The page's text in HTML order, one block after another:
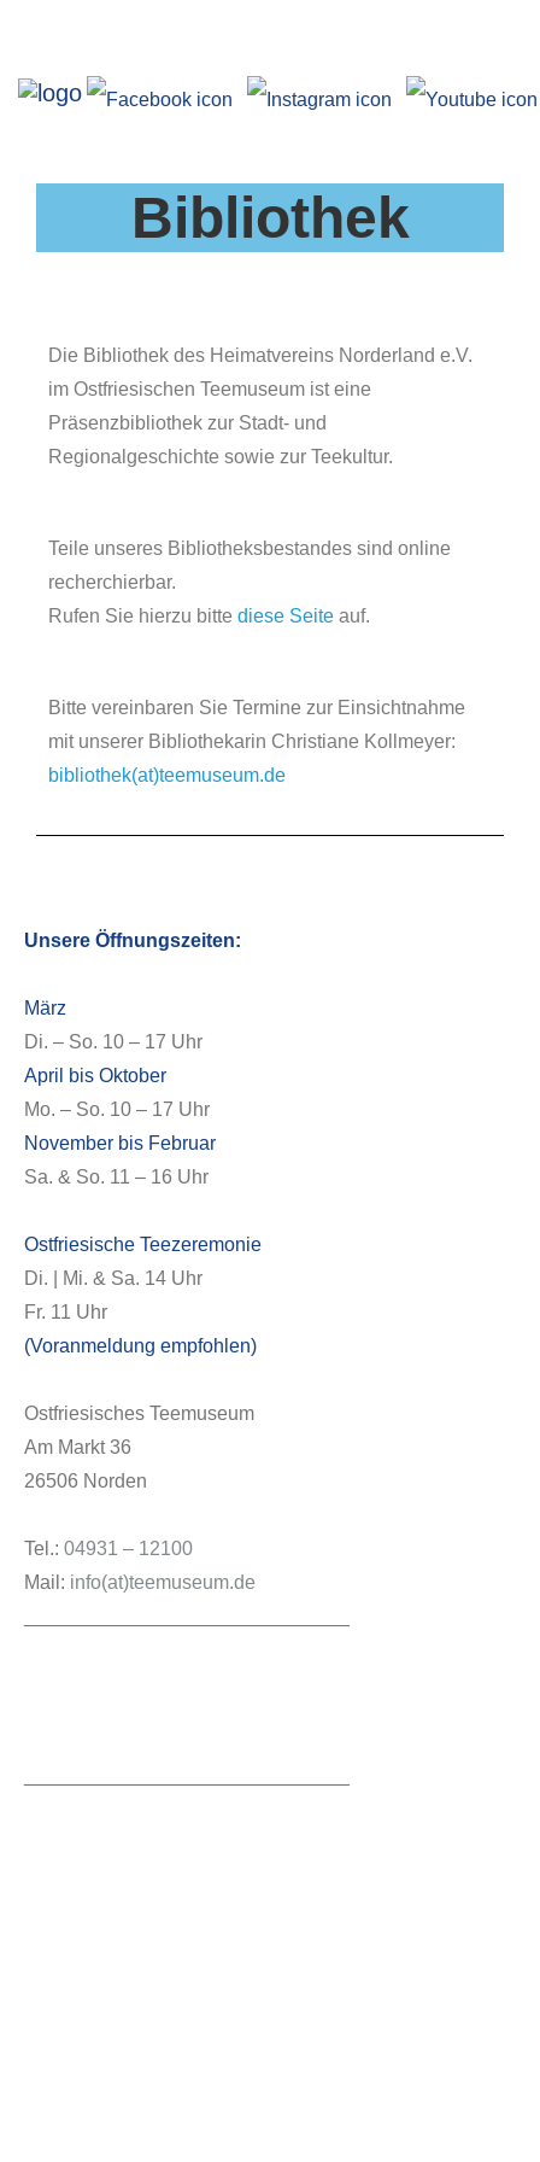
Forschung
Bibliothek
Die Bibliothek des Heimatvereins Norderland e.V.
im Ostfriesischen Teemuseum ist eine
Präsenzbibliothek zur Stadt- und
Regionalgeschichte sowie zur Teekultur.
Teile unseres Bibliotheksbestandes sind online
recherchierbar.
Rufen Sie hierzu bitte diese Seite auf.
Bitte vereinbaren Sie Termine zur Einsichtnahme
mit unserer Bibliothekarin Christiane Kollmeyer:
bibliothek(at)teemuseum.de
Unsere Öffnungszeiten:
März
Di. – So. 10 – 17 Uhr
April bis Oktober
Mo. – So. 10 – 17 Uhr
November bis Februar
Sa. & So. 11 – 16 Uhr
Ostfriesische Teezeremonie
Di. | Mi. & Sa. 14 Uhr
Fr. 11 Uhr
(Voranmeldung empfohlen)
Ostfriesisches Teemuseum
Am Markt 36
26506 Norden
Tel.: 04931 – 12100
Mail: info(at)teemuseum.de